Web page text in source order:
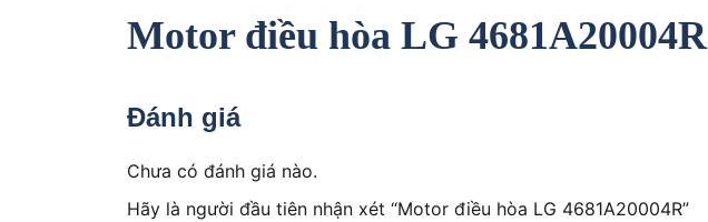
Motor điều hòa LG 4681A20004R
Đánh giá
Chưa có đánh giá nào.
Hãy là người đầu tiên nhận xét “Motor điều hòa LG 4681A20004R”